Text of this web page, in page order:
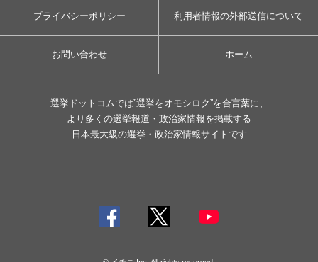
プライバシーポリシー 利用者情報の外部送信について
お問い合わせ ホーム
選挙ドットコムでは”選挙をオモシロク”を合言葉に、
より多くの選挙報道・政治家情報を掲載する
日本最大級の選挙・政治家情報サイトです